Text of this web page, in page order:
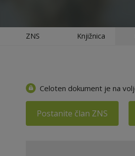
ZNS Knjižnica
Celoten dokument je na
Postanite član ZNS